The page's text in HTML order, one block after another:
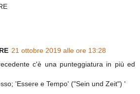
21 ottobre 2019 alle ore 13:28
c'è una punteggiatura in più ed
'Essere e Tempo' ("Sein und Zeit") '